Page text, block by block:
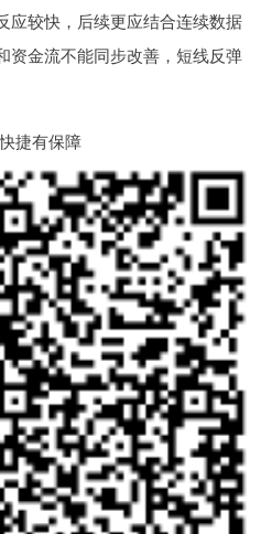
应较快，后续更应结合连续数据
资金流不能同步改善，短线反弹
捷有保障